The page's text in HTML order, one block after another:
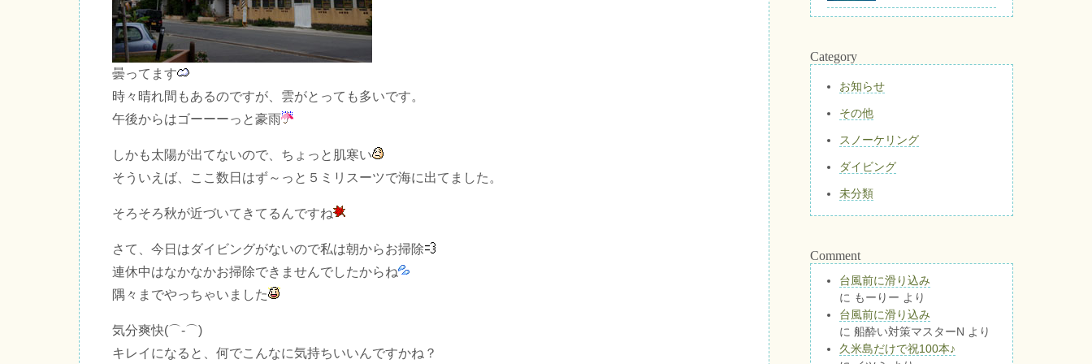
曇ってます
時々晴れ間もあるのですが、雲がとっても多いです。
午後からはゴーーーっと豪雨
しかも太陽が出てないので、ちょっと肌寒い
そういえば、ここ数日はず～っと５ミリスーツで海に出てました。
そろそろ秋が近づいてきてるんですね
さて、今日はダイビングがないので私は朝からお掃除
連休中はなかなかお掃除できませんでしたからね
隅々までやっちゃいました
気分爽快(⌒-⌒)
キレイになると、何でこんなに気持ちいいんですかね？
Category
お知らせ
その他
スノーケリング
ダイビング
未分類
Comment
台風前に滑り込み
に もーりー より
台風前に滑り込み
に 船酔い対策マスターN より
久米島だけで祝100本♪